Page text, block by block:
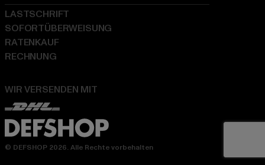
WIR VERSENDEN MIT
LASTSCHRIFT
SOFORTÜBERWEISUNG
RATENKAUF
RECHNUNG
© DEFSHOP 2026. Alle Rechte vorbehalten